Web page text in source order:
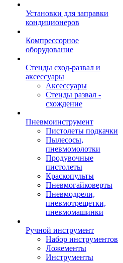
Установки для заправки
кондиционеров
Компрессорное
оборудование
Стенды сход-развал и
аксессуары
Аксессуары
Стенды развал -
схождение
Пневмоинструмент
Пистолеты подкачки
Пылесосы,
пневмомолотки
Продувочные
пистолеты
Краскопульты
Пневмогайковерты
Пневмодрели,
пневмотрещетки,
пневмомашинки
Ручной инструмент
Набор инструментов
Ложементы
Инструменты